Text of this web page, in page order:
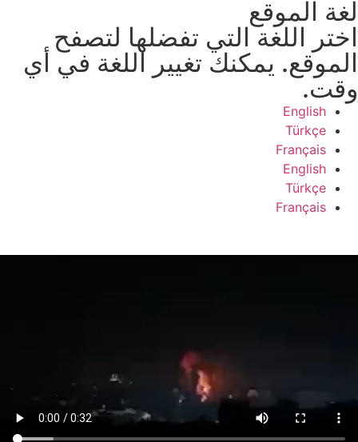
لغة الموقع
اختر اللغة التي تفضلها لتصفح
الموقع. يمكنك تغيير اللغة في أي
وقت.
English
Türkçe
Français
English
Türkçe
Français